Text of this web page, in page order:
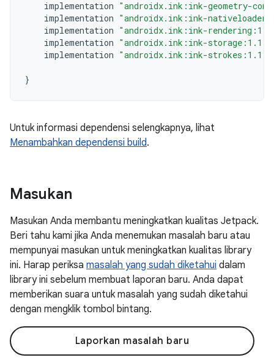
implementation "androidx.ink:ink-geometry-
implementation "androidx.ink:ink-
implementation "androidx.ink:ink-
implementation "androidx.ink:ink-
implementation "androidx.ink:ink-
}
Untuk informasi dependensi selengkapnya, lihat
Menambahkan dependensi build.
Masukan
Masukan Anda membantu meningkatkan kualitas Jetpack.
Beri tahu kami jika Anda menemukan masalah baru atau
mempunyai masukan untuk meningkatkan kualitas library
ini. Harap periksa masalah yang sudah diketahui dalam
library ini sebelum membuat laporan baru. Anda dapat
memberikan suara untuk masalah yang sudah diketahui
dengan mengklik tombol bintang.
Laporkan masalah baru